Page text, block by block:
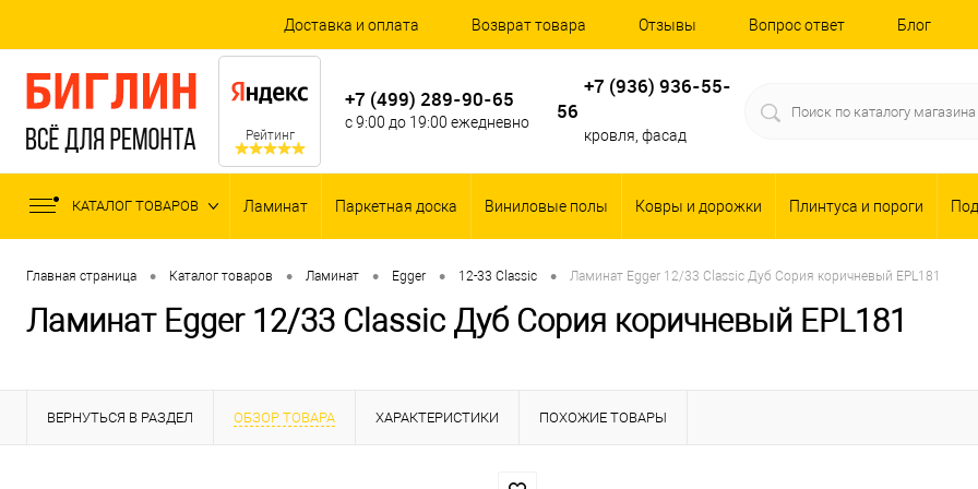
Доставка и оплата Возврат товара Отзывы Вопрос ответ Блог
Рейтинг
+7 (499) 289-90-65
с 9:00 до 19:00 ежедневно
+7 (936) 936-55-
56
кровля, фасад
КАТАЛОГ ТОВАРОВ Ламинат Паркетная доска Виниловые полы Ковры и дорожки Плинтуса и пороги
Главная страница • Каталог товаров • Ламинат • Egger • 12-33 Classic • Ламинат Egger 12/33 Classic Дуб Сория коричневый EPL181
Ламинат Egger 12/33 Classic Дуб Сория коричневый EPL181
ВЕРНУТЬСЯ В РАЗДЕЛ ОБЗОР ТОВАРА ХАРАКТЕРИСТИКИ ПОХОЖИЕ ТОВАРЫ